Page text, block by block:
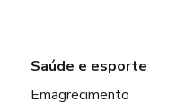
Saúde e esporte
Emagrecimento